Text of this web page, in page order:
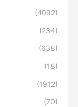
(4092)
(234)
(638)
(18)
(1912)
(70)